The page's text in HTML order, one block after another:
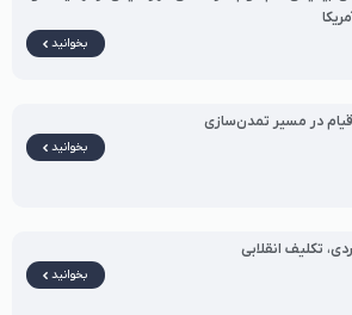
بخوانید
در مسیر تمدن‌سازی
بخوانید
انقلابی
بخوانید